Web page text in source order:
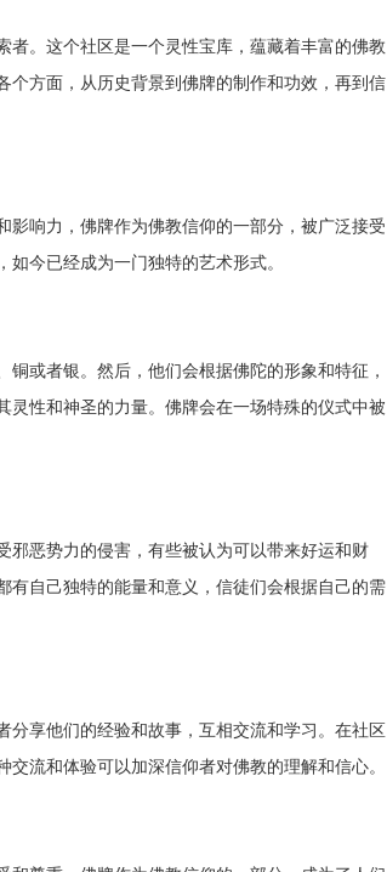
。这个社区是一个灵性宝库，蕴藏着丰富的佛教
个方面，从历史背景到佛牌的制作和功效，再到信
响力，佛牌作为佛教信仰的一部分，被广泛接受
今已经成为一门独特的艺术形式。
或者银。然后，他们会根据佛陀的形象和特征，
灵性和神圣的力量。佛牌会在一场特殊的仪式中被
邪恶势力的侵害，有些被认为可以带来好运和财
有自己独特的能量和意义，信徒们会根据自己的需
享他们的经验和故事，互相交流和学习。在社区
流和体验可以加深信仰者对佛教的理解和信心。